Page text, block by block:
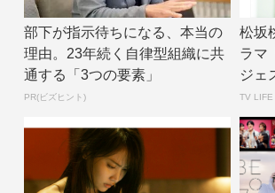
部下が指示待ちになる、本当の
理由。23年続く自律型組織に共
通する「3つの要素」
PR(ビズヒント)
松坂
ラマ
ジェ
TV LIFE